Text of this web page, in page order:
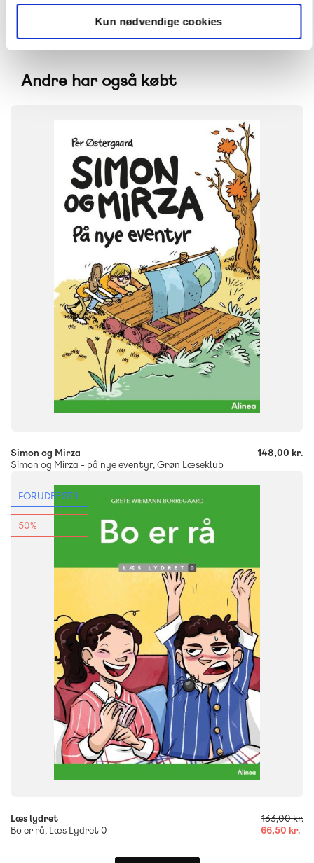
Kun nødvendige cookies
Andre har også købt
2. klasse 3. klasse
FORMAT
Flergangsbog
+
Simon og Mirza
Simon og Mirza - på nye eventyr, Grøn Læseklub
148,00 kr.
FAG
Dansk
Børnehaveklasse
9788723559357
+
FORUDBESTIL
50%
Læs lydret
Bo er rå, Læs Lydret 0
66,50 kr.
133,00 kr.